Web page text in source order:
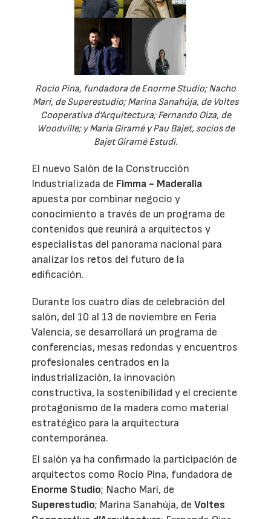
Rocío Pina, fundadora de Enorme Studio; Nacho
Marí, de Superestudio; Marina Sanahúja, de Voltes
Cooperativa d’Arquitectura; Fernando Oiza, de
Woodville; y María Giramé y Pau Bajet, socios de
Bajet Giramé Estudi.
El nuevo Salón de la Construcción
Industrializada de Fimma - Maderalia
apuesta por combinar negocio y
conocimiento a través de un programa de
contenidos que reunirá a arquitectos y
especialistas del panorama nacional para
analizar los retos del futuro de la
edificación.
Durante los cuatro días de celebración del
salón, del 10 al 13 de noviembre en Feria
Valencia, se desarrollará un programa de
conferencias, mesas redondas y encuentros
profesionales centrados en la
industrialización, la innovación
constructiva, la sostenibilidad y el creciente
protagonismo de la madera como material
estratégico para la arquitectura
contemporánea.
El salón ya ha confirmado la participación de
arquitectos como Rocío Pina, fundadora de
Enorme Studio; Nacho Marí, de
Superestudio; Marina Sanahúja, deVoltes